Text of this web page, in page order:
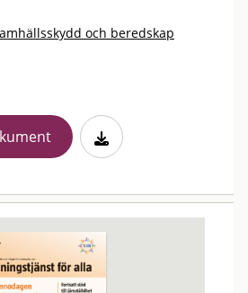
och beredskap